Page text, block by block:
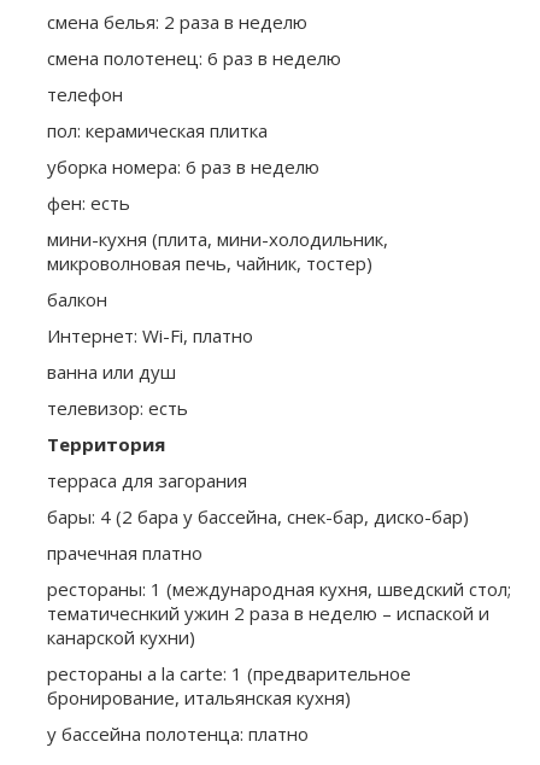
смена белья: 2 раза в неделю
смена полотенец: 6 раз в неделю
телефон
пол: керамическая плитка
уборка номера: 6 раз в неделю
фен: есть
мини-кухня (плита, мини-холодильник,
микроволновая печь, чайник, тостер)
балкон
Интернет: Wi-Fi, платно
ванна или душ
телевизор: есть
Территория
терраса для загорания
бары: 4 (2 бара у бассейна, снек-бар, диско-бар)
прачечная платно
рестораны: 1 (международная кухня, шведский стол;
тематичеснкий ужин 2 раза в неделю – испаской и
канарской кухни)
рестораны a la carte: 1 (предварительное
бронирование, итальянская кухня)
у бассейна полотенца: платно